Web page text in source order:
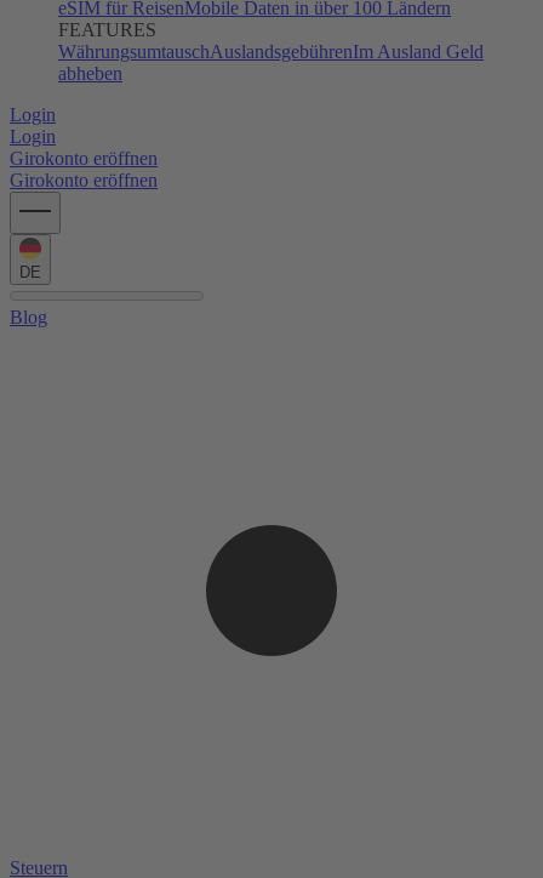
eSIM für ReisenMobile Daten in über 100 Ländern
FEATURES
WährungsumtauschAuslandsgebührenIm Ausland Geld
abheben
Login
Login
Girokonto eröffnen
Girokonto eröffnen
DE
Blog
Steuern